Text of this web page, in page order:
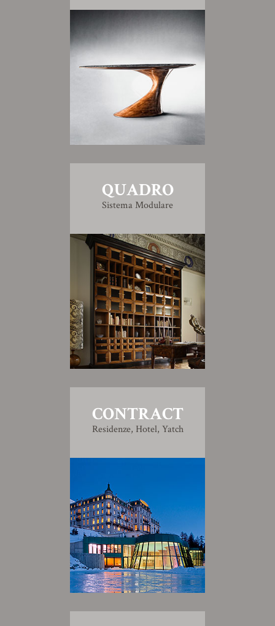
QUADRO
Sistema Modulare
CONTRACT
Residenze, Hotel, Yatch